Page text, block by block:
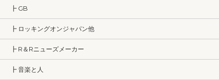
┣ GB
┣ ロッキングオンジャパン他
┣ R＆Rニューズメーカー
┣ 音楽と人